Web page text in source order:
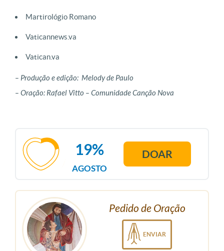
Martirológio Romano
Vaticannews.va
Vatican.va
– Produção e edição: Melody de Paulo
– Oração: Rafael Vitto – Comunidade Canção Nova
AGOSTO
19% DOAR
Pedido de Oração
ENVIAR